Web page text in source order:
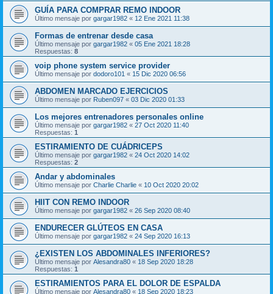
GUÍA PARA COMPRAR REMO INDOOR
Último mensaje por gargar1982 « 12 Ene 2021 11:38
Formas de entrenar desde casa
Último mensaje por gargar1982 « 05 Ene 2021 18:28
Respuestas: 8
voip phone system service provider
Último mensaje por dodoro101 « 15 Dic 2020 06:56
ABDOMEN MARCADO EJERCICIOS
Último mensaje por Ruben097 « 03 Dic 2020 01:33
Los mejores entrenadores personales online
Último mensaje por gargar1982 « 27 Oct 2020 11:40
Respuestas: 1
ESTIRAMIENTO DE CUÁDRICEPS
Último mensaje por gargar1982 « 24 Oct 2020 14:02
Respuestas: 2
Andar y abdominales
Último mensaje por Charlie Charlie « 10 Oct 2020 20:02
HIIT CON REMO INDOOR
Último mensaje por gargar1982 « 26 Sep 2020 08:40
ENDURECER GLÚTEOS EN CASA
Último mensaje por gargar1982 « 24 Sep 2020 16:13
¿EXISTEN LOS ABDOMINALES INFERIORES?
Último mensaje por Alesandra80 « 18 Sep 2020 18:28
Respuestas: 1
ESTIRAMIENTOS PARA EL DOLOR DE ESPALDA
Último mensaje por Alesandra80 « 18 Sep 2020 18:23